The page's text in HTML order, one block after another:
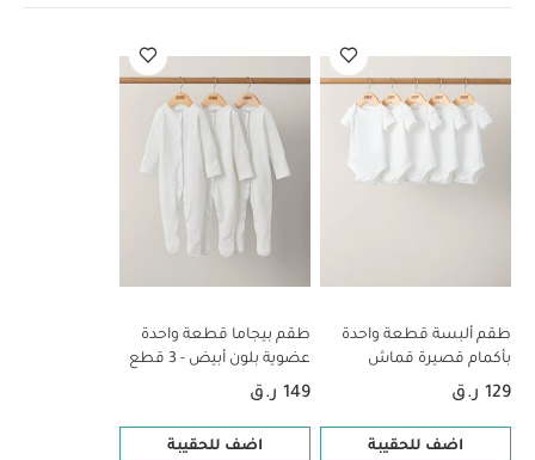
تصميم بحواف حزام خصر مطاطي
قطن مسامي
ناعمالخامات:
تعليمات العناية/الإرشادات:
غسيل عند درجة حرارة 40 درجة مئوية
ممنوع استخدام
تجفيف بدرجة حرارة منخفضة
ممنوع التنظيف الجاف
تغسل الألوان الداكنة
الغسيل والكي على الجانب الآخر قد يعجبك أيضاً:
طقم ألبسة قطعة واحدة
بأكمام قصيرة قماش
عضوي بلون أبيض - 5 قطع
129 ر.ق
اضف للحقيبة
طقم بيجاما قطعة واحدة
عضوية بلون أبيض - 3 قطع
149 ر.ق
اضف للحقيبة